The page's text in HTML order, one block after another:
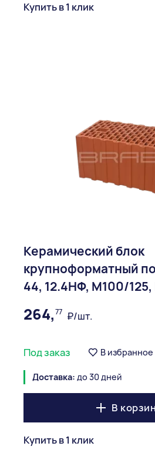
Купить в 1 клик
Керамический блок
крупноформатный
44, 12.4НФ, М100/125,
264,77 ₽/шт.
Под заказ В избранное
Доставка: до 30 дней
В
Купить в 1 клик